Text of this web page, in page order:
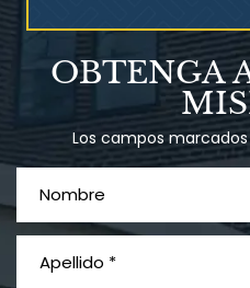
OBTENGA
Los campos